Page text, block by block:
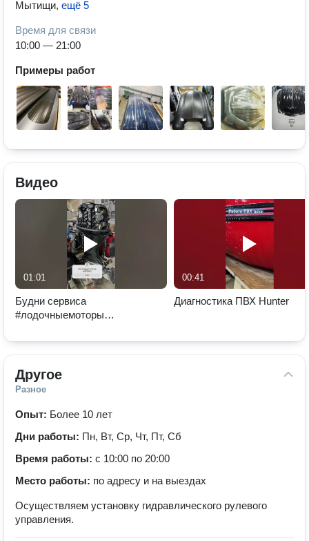
Мытищи, ещё 5
Время для связи
10:00 — 21:00
Примеры работ
Видео
01:01
Будни сервиса
#лодочныемоторы
#yamaha #лодочныймотор
00:41
Диагностика ПВХ Hunter
Другое
Разное
Опыт: Более 10 лет
Дни работы: Пн, Вт, Ср, Чт, Пт, Сб
Время работы: с 10:00 по 20:00
Место работы: по адресу и на выездах
Осуществляем установку гидравлического рулевого
управления.